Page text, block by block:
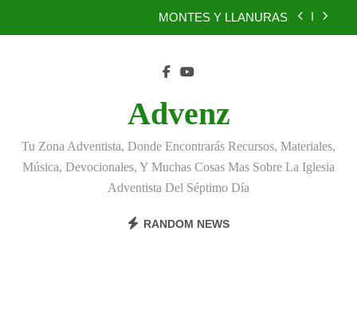
MONTES Y LLANURAS
TÚ TAMBIÉN PUEDES SER FIEL
BENEFICIOS DEL PERDÓN
EL REINO DE LOS CIELOS
Advenz
Tu Zona Adventista, Donde Encontrarás Recursos, Materiales,
Música, Devocionales, Y Muchas Cosas Mas Sobre La Iglesia
Adventista Del Séptimo Día
RANDOM NEWS